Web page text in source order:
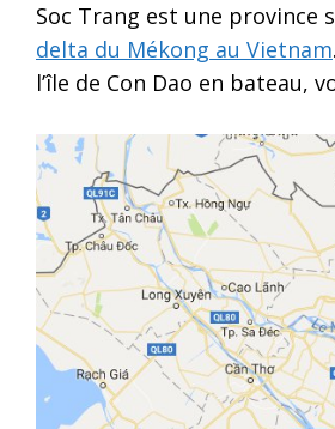
Soc Trang est une province
delta du Mékong au Vietnam
l’île de Con Dao en bateau,